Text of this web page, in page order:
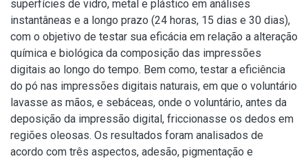
superfícies de vidro, metal e plástico em análises
instantâneas e a longo prazo (24 horas, 15 dias e 30 dias),
com o objetivo de testar sua eficácia em relação a alteração
química e biológica da composição das impressões
digitais ao longo do tempo. Bem como, testar a eficiência
do pó nas impressões digitais naturais, em que o voluntário
lavasse as mãos, e sebáceas, onde o voluntário, antes da
deposição da impressão digital, friccionasse os dedos em
regiões oleosas. Os resultados foram analisados de
acordo com três aspectos, adesão, pigmentação e